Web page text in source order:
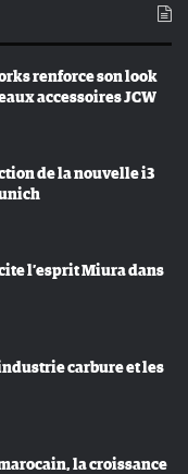
renforce son look
accessoires JCW
de la nouvelle i3
l’esprit Miura dans
carbure et les
la croissance